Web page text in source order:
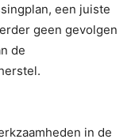
een juiste
geen gevolgen
de
in de